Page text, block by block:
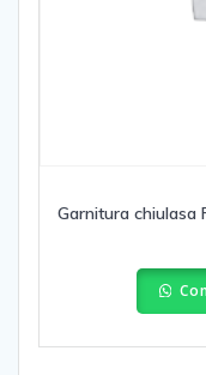
Garnitura chiulasa